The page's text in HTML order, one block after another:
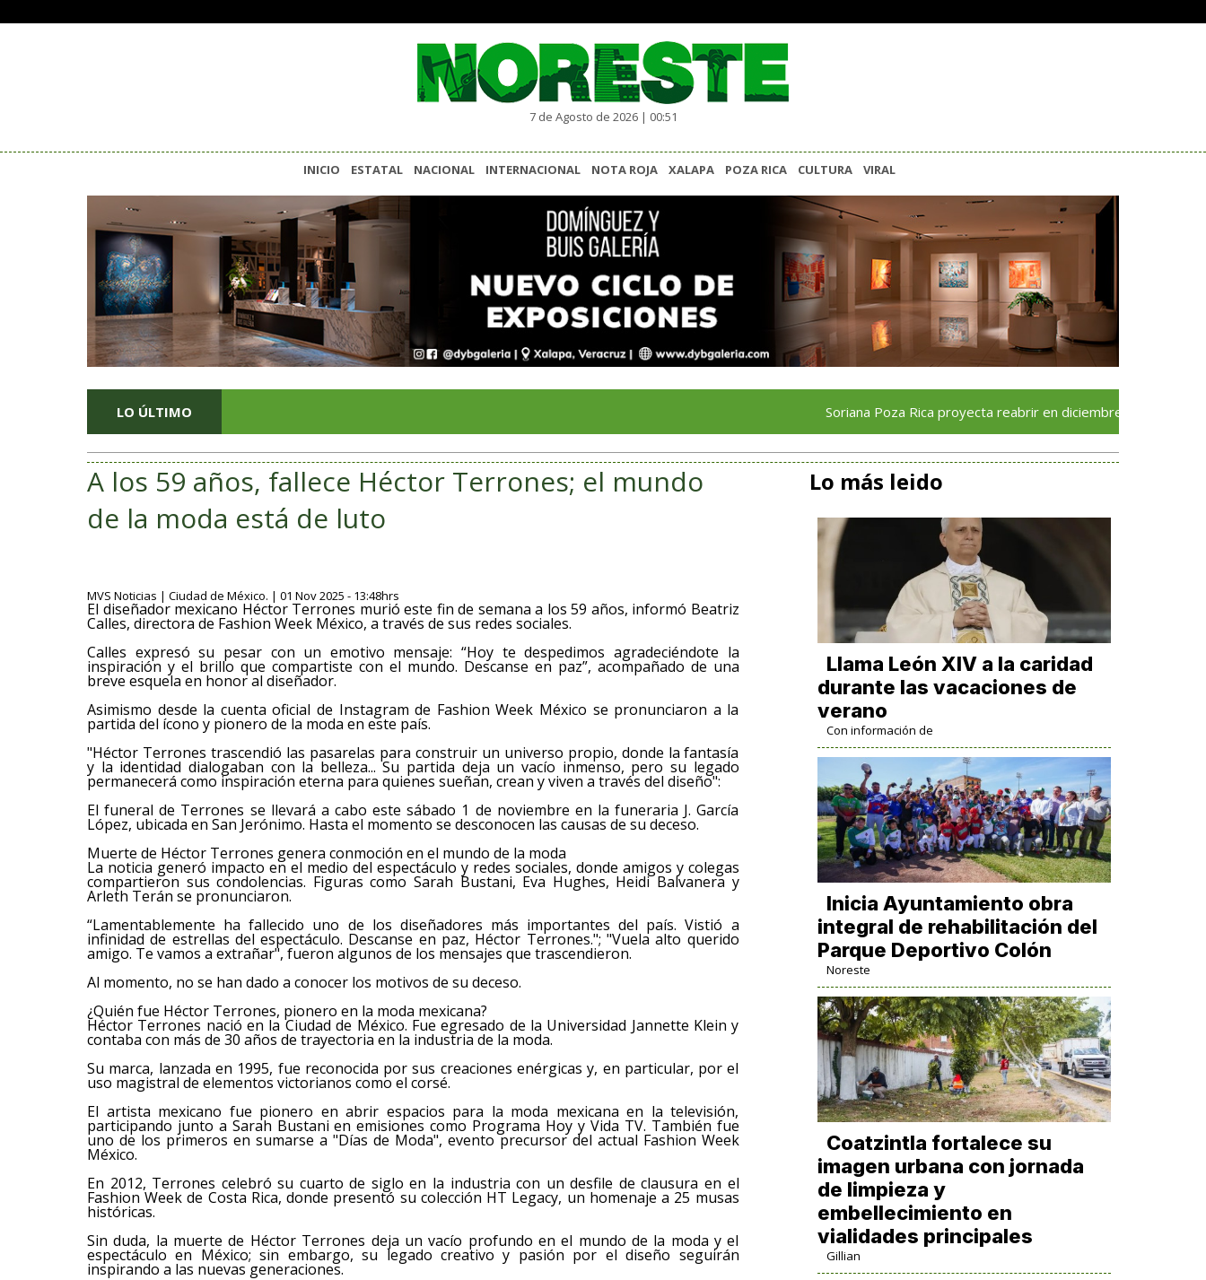
7 de Agosto de 2026 | 00:51
INICIO ESTATAL NACIONAL INTERNACIONAL NOTA ROJA XALAPA POZA RICA CULTURA VIRAL
LO ÚLTIMO Soriana Poza Rica proyecta reabrir en diciembre tras avance del 70 %
A los 59 años, fallece Héctor Terrones; el mundo
de la moda está de luto
MVS Noticias | Ciudad de México. | 01 Nov 2025 - 13:48hrs
El diseñador mexicano Héctor Terrones murió este fin de semana a los 59 años, informó Beatriz
Calles, directora de Fashion Week México, a través de sus redes sociales.
Calles expresó su pesar con un emotivo mensaje: “Hoy te despedimos agradeciéndote la
inspiración y el brillo que compartiste con el mundo. Descanse en paz”, acompañado de una
breve esquela en honor al diseñador.
Asimismo desde la cuenta oficial de Instagram de Fashion Week México se pronunciaron a la
partida del ícono y pionero de la moda en este país.
"Héctor Terrones trascendió las pasarelas para construir un universo propio, donde la fantasía
y la identidad dialogaban con la belleza... Su partida deja un vacío inmenso, pero su legado
permanecerá como inspiración eterna para quienes sueñan, crean y viven a través del diseño":
El funeral de Terrones se llevará a cabo este sábado 1 de noviembre en la funeraria J. García
López, ubicada en San Jerónimo. Hasta el momento se desconocen las causas de su deceso.
Muerte de Héctor Terrones genera conmoción en el mundo de la moda
La noticia generó impacto en el medio del espectáculo y redes sociales, donde amigos y colegas
compartieron sus condolencias. Figuras como Sarah Bustani, Eva Hughes, Heidi Balvanera y
Arleth Terán se pronunciaron.
“Lamentablemente ha fallecido uno de los diseñadores más importantes del país. Vistió a
infinidad de estrellas del espectáculo. Descanse en paz, Héctor Terrones."; "Vuela alto querido
amigo. Te vamos a extrañar", fueron algunos de los mensajes que trascendieron.
Al momento, no se han dado a conocer los motivos de su deceso.
¿Quién fue Héctor Terrones, pionero en la moda mexicana?
Héctor Terrones nació en la Ciudad de México. Fue egresado de la Universidad Jannette Klein y
contaba con más de 30 años de trayectoria en la industria de la moda.
Su marca, lanzada en 1995, fue reconocida por sus creaciones enérgicas y, en particular, por el
uso magistral de elementos victorianos como el corsé.
El artista mexicano fue pionero en abrir espacios para la moda mexicana en la televisión,
participando junto a Sarah Bustani en emisiones como Programa Hoy y Vida TV. También fue
uno de los primeros en sumarse a "Días de Moda", evento precursor del actual Fashion Week
México.
En 2012, Terrones celebró su cuarto de siglo en la industria con un desfile de clausura en el
Fashion Week de Costa Rica, donde presentó su colección HT Legacy, un homenaje a 25 musas
históricas.
Sin duda, la muerte de Héctor Terrones deja un vacío profundo en el mundo de la moda y el
espectáculo en México; sin embargo, su legado creativo y pasión por el diseño seguirán
inspirando a las nuevas generaciones.
Lo más leido
Llama León XIV a la caridad
durante las vacaciones de
verano
Con información de
Inicia Ayuntamiento obra
integral de rehabilitación del
Parque Deportivo Colón
Noreste
Coatzintla fortalece su
imagen urbana con jornada
de limpieza y
embellecimiento en
vialidades principales
Gillian